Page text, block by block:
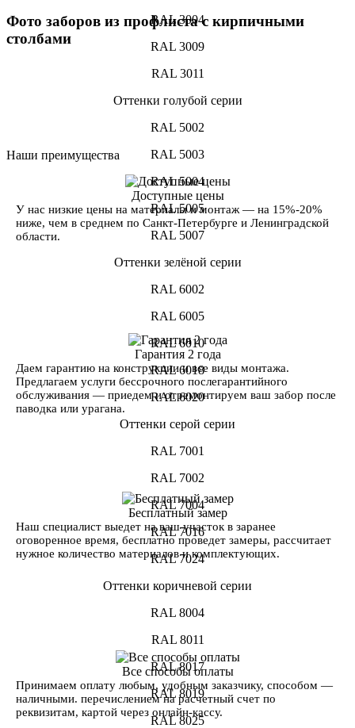
RAL 3004
RAL 3009
RAL 3011
Оттенки голубой серии
RAL 5002
RAL 5003
RAL 5004
RAL 5005
RAL 5007
Оттенки зелёной серии
RAL 6002
RAL 6005
RAL 6010
RAL 6018
RAL 6020
Оттенки серой серии
RAL 7001
RAL 7002
RAL 7004
RAL 7016
RAL 7024
Оттенки коричневой серии
RAL 8004
RAL 8011
RAL 8017
RAL 8019
RAL 8025
Фото заборов из профлиста с кирпичными
столбами
Наши преимущества
Доступные цены
У нас низкие цены на материалы и монтаж — на 15%-20%
ниже, чем в среднем по Санкт-Петербурге и Ленинградской
области.
Гарантия 2 года
Даем гарантию на конструкции и все виды монтажа.
Предлагаем услуги бессрочного послегарантийного
обслуживания — приедем и отремонтируем ваш забор после
паводка или урагана.
Бесплатный замер
Наш специалист выедет на ваш участок в заранее
оговоренное время, бесплатно проведет замеры, рассчитает
нужное количество материалов и комплектующих.
Все способы оплаты
Принимаем оплату любым, удобным заказчику, способом —
наличными. перечислением на расчетный счет по
реквизитам, картой через онлайн-кассу.